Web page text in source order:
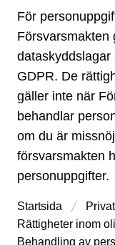
För
Försvarsmakten
dataskyddslagar
GDPR. De
gäller inte när
behandlar
om du är
försvarsmakten
personuppgifter.
Startsida
Rättigheter inom
Behandling av